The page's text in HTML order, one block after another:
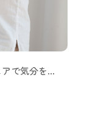
アで気分を…